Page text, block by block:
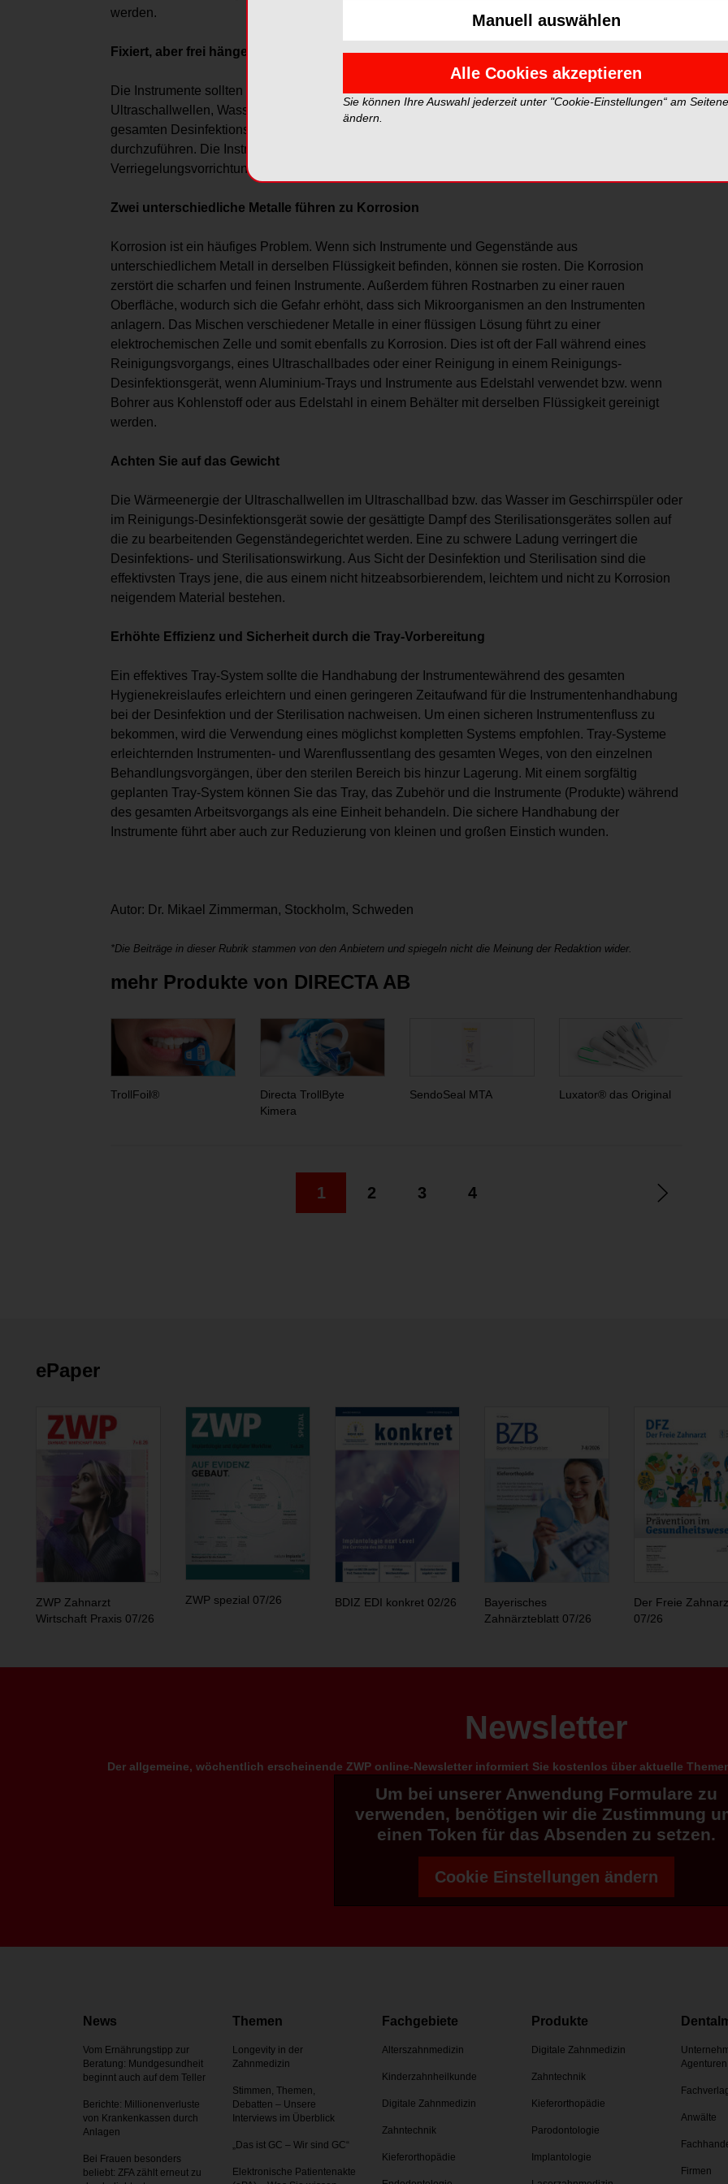
werden.
Fixiert, aber frei hängend
Die Instrumente sollten frei hängend, aber dennoch sicher fixiert, auf den Trays sitzen, sodass für
Ultraschallwellen, Wasserstrahler und Dampf jeder Teil zugänglich ist, um so während des
gesamten Desinfektions- und Sterilisationsvorgang seine effektive Reinigung und Inaktivierung
durchzuführen. Die Instrumente sollten keine Kontaktpunkte/-bereiche mit der
Verriegelungsvorrichtung haben. Ein Kontaktbereich wird nicht richtig gereinigt und desinfiziert.
Zwei unterschiedliche Metalle führen zu Korrosion
Korrosion ist ein häufiges Problem. Wenn sich Instrumente und Gegenstände aus
unterschiedlichem Metall in derselben Flüssigkeit befinden, können sie rosten. Die Korrosion
zerstört die scharfen und feinen Instrumente. Außerdem führen Rostnarben zu einer rauen
Oberfläche, wodurch sich die Gefahr erhöht, dass sich Mikroorganismen an den Instrumenten
anlagern. Das Mischen verschiedener Metalle in einer flüssigen Lösung führt zu einer
elektrochemischen Zelle und somit ebenfalls zu Korrosion. Dies ist oft der Fall während eines
Reinigungsvorgangs, eines Ultraschallbades oder einer Reinigung in einem Reinigungs-
Desinfektionsgerät, wenn Aluminium-Trays und Instrumente aus Edelstahl verwendet bzw. wenn
Bohrer aus Kohlenstoff oder aus Edelstahl in einem Behälter mit derselben Flüssigkeit gereinigt
werden.
Achten Sie auf das Gewicht
Die Wärmeenergie der Ultraschallwellen im Ultraschallbad bzw. das Wasser im Geschirrspüler oder
im Reinigungs-Desinfektionsgerät sowie der gesättigte Dampf des Sterilisationsgerätes sollen auf
die zu bearbeitenden Gegenständegerichtet werden. Eine zu schwere Ladung verringert die
Desinfektions- und Sterilisationswirkung. Aus Sicht der Desinfektion und Sterilisation sind die
effektivsten Trays jene, die aus einem nicht hitzeabsorbierendem, leichtem und nicht zu Korrosion
neigendem Material bestehen.
Erhöhte Effizienz und Sicherheit durch die Tray-Vorbereitung
Ein effektives Tray-System sollte die Handhabung der Instrumentewährend des gesamten
Hygienekreislaufes erleichtern und einen geringeren Zeitaufwand für die Instrumentenhandhabung
bei der Desinfektion und der Sterilisation nachweisen. Um einen sicheren Instrumentenfluss zu
bekommen, wird die Verwendung eines möglichst kompletten Systems empfohlen. Tray-Systeme
erleichternden Instrumenten- und Warenflussentlang des gesamten Weges, von den einzelnen
Behandlungsvorgängen, über den sterilen Bereich bis hinzur Lagerung. Mit einem sorgfältig
geplanten Tray-System können Sie das Tray, das Zubehör und die Instrumente (Produkte) während
des gesamten Arbeitsvorgangs als eine Einheit behandeln. Die sichere Handhabung der
Instrumente führt aber auch zur Reduzierung von kleinen und großen Einstich wunden.
Autor: Dr. Mikael Zimmerman, Stockholm, Schweden
*Die Beiträge in dieser Rubrik stammen von den Anbietern und spiegeln nicht die Meinung der Redaktion wider.
mehr Produkte von DIRECTA AB
TrollFoil®
Directa TrollByte
Kimera
SendoSeal MTA Luxator® das Original
1 2 3 4
ePaper
ZWP Zahnarzt
Wirtschaft Praxis 07/26
ZWP spezial 07/26 BDIZ EDI konkret 02/26
Bayerisches
Zahnärzteblatt 07/26
Der Freie
07/26
Newsletter
Der allgemeine, wöchentlich erscheinende ZWP online-Newsletter informiert Sie kostenlos über aktuelle
Um bei unserer Anwendung Formulare zu
verwenden, benötigen wir die Zustimmung
einen Token für das Absenden zu setzen.
Cookie Einstellungen ändern
News
Vom Ernährungstipp zur
Beratung: Mundgesundheit
beginnt auch auf dem Teller
Berichte: Millionenverluste
von Krankenkassen durch
Anlagen
Bei Frauen besonders
beliebt: ZFA zählt erneut zu
Themen
Longevity in der
Zahnmedizin
Stimmen, Themen,
Debatten – Unsere
Interviews im Überblick
„Das ist GC – Wir sind GC“
Elektronische Patientenakte
Fachgebiete
Alterszahnmedizin
Kinderzahnheilkunde
Digitale Zahnmedizin
Zahntechnik
Kieferorthopädie
Produkte
Digitale Zahnmedizin
Zahntechnik
Kieferorthopädie
Parodontologie
Implantologie
Agenturen
Anwälte
Firmen
Manuell auswählen
Alle Cookies akzeptieren
Sie können Ihre Auswahl jederzeit unter "Cookie-Einstellungen“ am
ändern.